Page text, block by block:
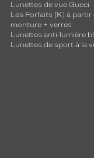
Lunettes de vue Gucci
Les Forfaits [K] à partir
monture + verres
Lunettes anti-lumière
Lunettes de sport à la